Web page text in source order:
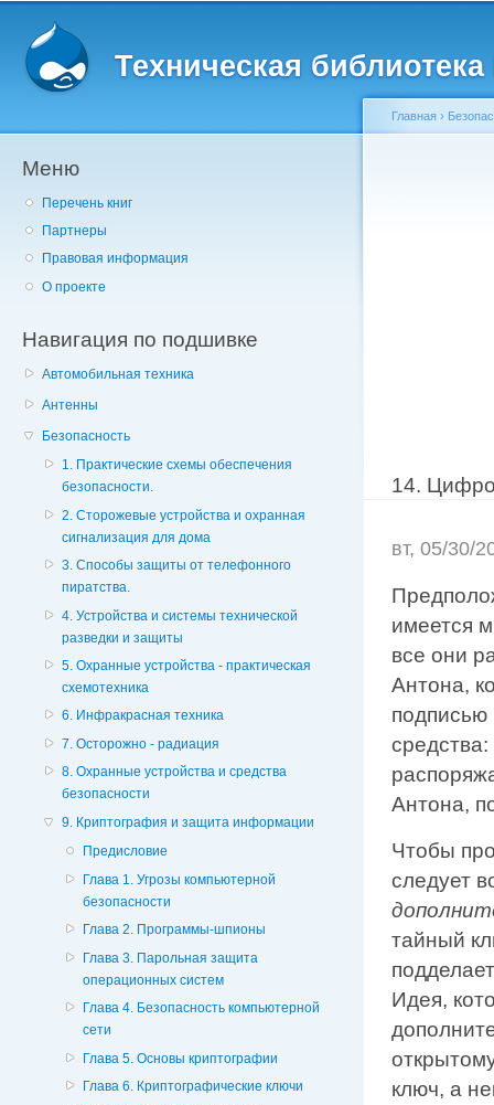
Техническая
Меню
Перечень книг
Партнеры
Правовая информация
О проекте
Навигация по подшивке
Автомобильная техника
Антенны
Безопасность
1. Практические схемы обеспечения
безопасности.
2. Сторожевые устройства и охранная
сигнализация для дома
3. Способы защиты от телефонного
пиратства.
4. Устройства и системы технической
разведки и защиты
5. Охранные устройства - практическая
схемотехника
6. Инфракрасная техника
7. Осторожно - радиация
8. Охранные устройства и средства
безопасности
9. Криптография и защита информации
Предисловие
Глава 1. Угрозы компьютерной
безопасности
Глава 2. Программы-шпионы
Глава 3. Парольная защита
операционных систем
Глава 4. Безопасность компьютерной
сети
Глава 5. Основы криптографии
Глава 6. Криптографические ключи
Главная ›
14.
вт, 05/30/
имеется
все они
Антона,
Антона,
Чтобы
следует
тайный
Идея,
ключ, а